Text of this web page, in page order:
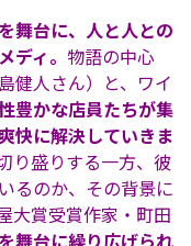
舞台に、人と人との
ィ。 物語の中心
健人さん）と、ワイ
豊かな店員たちが集
快に解決していきま
り盛りする一方、彼
るのか、その背景に
大賞受賞作家・町田